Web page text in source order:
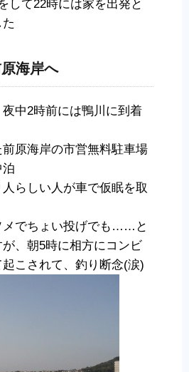
して22時には家を出発と
海岸へ
中2時前には鴨川に到着
原海岸の市営無料駐車場
泊
らしい人が車で仮眠を取
メでちょい投げでも……と
、朝5時に相方にコンビ
こされて、釣り断念(涙)